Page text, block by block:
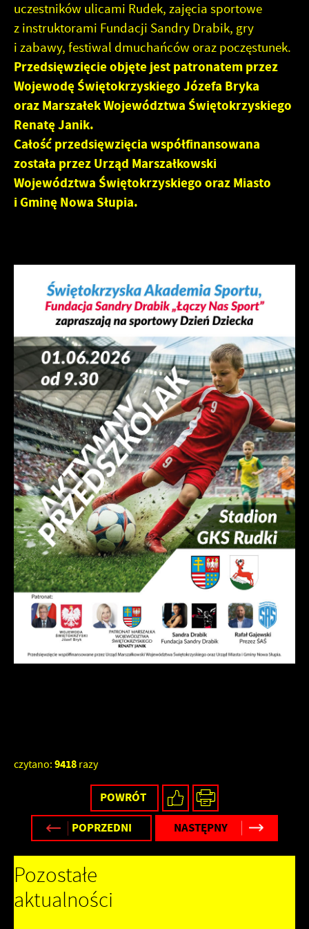
uczestników ulicami Rudek, zajęcia sportowe
z instruktorami Fundacji Sandry Drabik, gry
i zabawy, festiwal dmuchańców oraz poczęstunek.
Przedsięwzięcie objęte jest patronatem przez
Wojewodę Świętokrzyskiego Józefa Bryka
oraz Marszałek Województwa Świętokrzyskiego
Renatę Janik.
Całość przedsięwzięcia współfinansowana
została przez Urząd Marszałkowski
Województwa Świętokrzyskiego oraz Miasto
i Gminę Nowa Słupia.
czytano: 9418 razy
POWRÓT
POPRZEDNI
NASTĘPNY
Pozostałe
aktualności
upodobań oraz Twoich zwyczajów dotyczących
przeglądanej witryny internetowej. Treści promocyjne
mogą pojawić się na stronach podmiotów trzecich lub firm
będących naszymi partnerami oraz innych dostawców
usług. Firmy te działają w charakterze pośredników
prezentujących nasze treści w postaci wiadomości, ofert,
komunikatów mediów społecznościowych.